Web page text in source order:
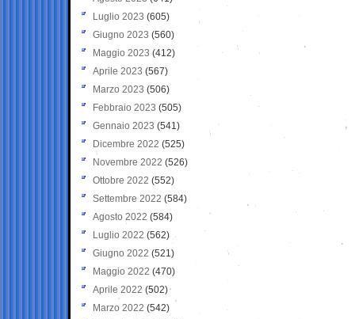
Luglio 2023 (605)
Giugno 2023 (560)
Maggio 2023 (412)
Aprile 2023 (567)
Marzo 2023 (506)
Febbraio 2023 (505)
Gennaio 2023 (541)
Dicembre 2022 (525)
Novembre 2022 (526)
Ottobre 2022 (552)
Settembre 2022 (584)
Agosto 2022 (584)
Luglio 2022 (562)
Giugno 2022 (521)
Maggio 2022 (470)
Aprile 2022 (502)
Marzo 2022 (542)